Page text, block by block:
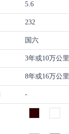
5.6
232
国六
3年或10万公里
8年或16万公里
-